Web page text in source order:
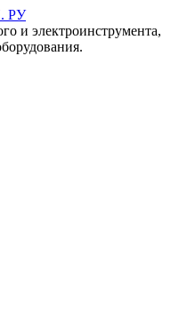
и электроинструмента,